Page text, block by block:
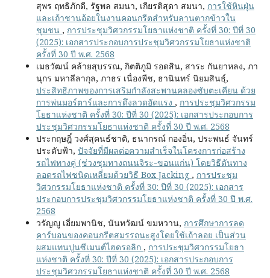
สุพร ฤทธิภักดี, รัฐพล สมนา, เกียรติสุดา สมนา, การใช้หินฝุ่น
และเถ้าชานอ้อยในงานคอนกรีตสำหรับลานตากข้าวใน
ชุมชน , การประชุมวิศวกรรมโยธาแห่งชาติ ครั้งที่ 30: ปีที่ 30
(2025): เอกสารประกอบการประชุมวิศวกรรมโยธาแห่งชาติ
ครั้งที่ 30 ปี พ.ศ. 2568
เมธวัฒน์ คล้ายสุบรรณ, กิตติภูมิ รอดสิน, สาระ กันยาหลง, ภา
นุกร มหาลีลากุล, ภาธร เนื่องพืช, ธานินทร์ นิยมสินธุ์,
ประสิทธิภาพของการเสริมกำลังสะพานคลองซับตะเคียน ด้วย
การพ่นมอร์ตาร์และการดึงลวดอัดแรง , การประชุมวิศวกรรม
โยธาแห่งชาติ ครั้งที่ 30: ปีที่ 30 (2025): เอกสารประกอบการ
ประชุมวิศวกรรมโยธาแห่งชาติ ครั้งที่ 30 ปี พ.ศ. 2568
ประกฤษฎิ์ วงศ์สุคนธ์ชาติ, ธนากรณ์ กองอิ่น, ประพนธ์ จันทร์
ประดับฟ้า, ปัจจัยที่มีผลต่อความสำเร็จในโครงการก่อสร้าง
รถไฟทางคู่ (ช่วงชุมทางถนนจิระ-ขอนแก่น) โดยวิธีดันทาง
ลอดรถไฟชนิดเหลี่ยมด้วยวิธี Box Jacking , การประชุม
วิศวกรรมโยธาแห่งชาติ ครั้งที่ 30: ปีที่ 30 (2025): เอกสาร
ประกอบการประชุมวิศวกรรมโยธาแห่งชาติ ครั้งที่ 30 ปี พ.ศ.
2568
วรัญญู เอี่ยมพานิช, นันทวัฒน์ ขมหวาน, การศึกษาการลด
คาร์บอนของคอนกรีตสมรรถนะสูงโดยใช้เถ้าลอย เป็นส่วน
ผสมแทนปูนซีเมนต์ไฮดรอลิก , การประชุมวิศวกรรมโยธา
แห่งชาติ ครั้งที่ 30: ปีที่ 30 (2025): เอกสารประกอบการ
ประชุมวิศวกรรมโยธาแห่งชาติ ครั้งที่ 30 ปี พ.ศ. 2568